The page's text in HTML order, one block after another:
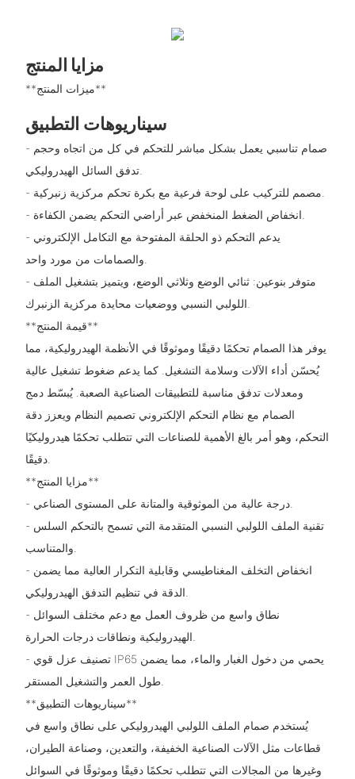
مزايا المنتج
**ميزات المنتج**
سيناريوهات التطبيق
- صمام تناسبي يعمل بشكل مباشر للتحكم في كل من اتجاه وحجم
تدفق السائل الهيدروليكي.
- يدعم التحكم ذو الحلقة المفتوحة مع التكامل الإلكتروني
- متوفر بنوعين: ثنائي الوضع وثلاثي الوضع، ويتميز بتشغيل الملف
**قيمة المنتج**
يوفر هذا الصمام تحكمًا دقيقًا وموثوقًا في الأنظمة الهيدروليكية، مما
يُحسّن أداء الآلات وسلامة التشغيل. كما يدعم ضغوط تشغيل عالية
ومعدلات تدفق مناسبة للتطبيقات الصناعية الصعبة. يُبسّط دمج
الصمام مع نظام التحكم الإلكتروني تصميم النظام ويعزز دقة
التحكم، وهو أمر بالغ الأهمية للصناعات التي تتطلب تحكمًا هيدروليكيًا
دقيقًا.
**مزايا المنتج**
- درجة عالية من الموثوقية والمتانة على المستوى الصناعي.
- تقنية الملف اللولبي النسبي المتقدمة التي تسمح بالتحكم السلس
- انخفاض التخلف المغناطيسي وقابلية التكرار العالية مما يضمن
- نطاق واسع من ظروف العمل مع دعم مختلف السوائل
- تصنيف عزل قوي IP65 يحمي من دخول الغبار والماء، مما يضمن
طول العمر والتشغيل المستقر.
**سيناريوهات التطبيق**
يُستخدم صمام الملف اللولبي الهيدروليكي على نطاق واسع في
قطاعات مثل الآلات الصناعية الخفيفة، والتعدين، وصناعة الطيران،
وغيرها من المجالات التي تتطلب تحكمًا دقيقًا وموثوقًا في السوائل